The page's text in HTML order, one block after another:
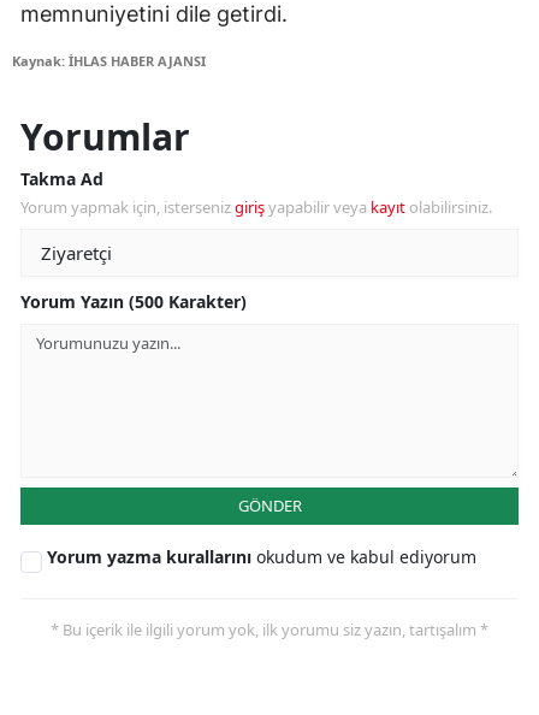
memnuniyetini dile getirdi.
Kaynak: İHLAS HABER AJANSI
Yorumlar
Takma Ad
Yorum yapmak için, istersenizgirişyapabilir veya kayıt olabilirsiniz.
Yorum Yazın (500 Karakter)
GÖNDER
Yorum yazma kurallarını okudum ve kabul ediyorum
* Bu içerik ile ilgili yorum yok, ilk yorumu siz yazın, tartışalım *